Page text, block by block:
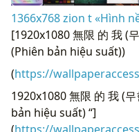
1366x768 zion t «Hình
[1920x1080 無限 的 我 (
(Phiên bản hiệu suất))
(https://
1920x1080 無限 的 我 (
bản hiệu suất) “]